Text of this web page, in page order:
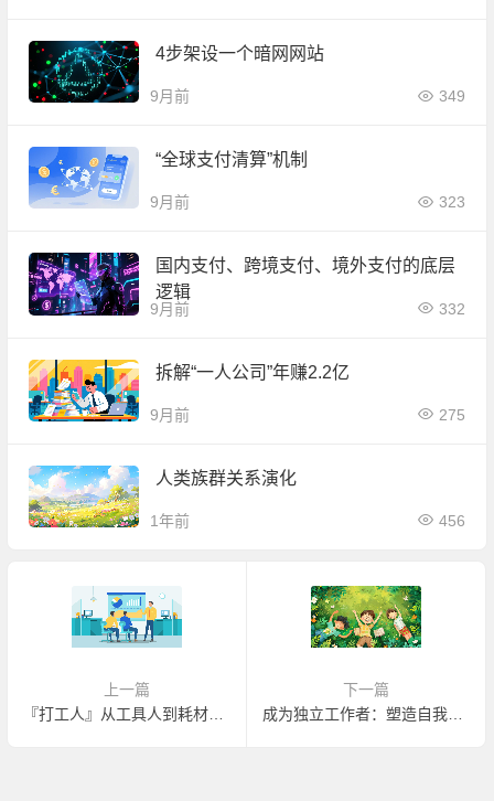
4步架设一个暗网网站
9月前 349
“全球支付清算”机制
9月前 323
国内支付、跨境支付、境外支付的底层
逻辑
9月前 332
拆解“一人公司”年赚2.2亿
9月前 275
人类族群关系演化
1年前 456
上一篇
『打工人』从工具人到耗材员工。
下一篇
成为独立工作者：塑造自我价值的新时代选择